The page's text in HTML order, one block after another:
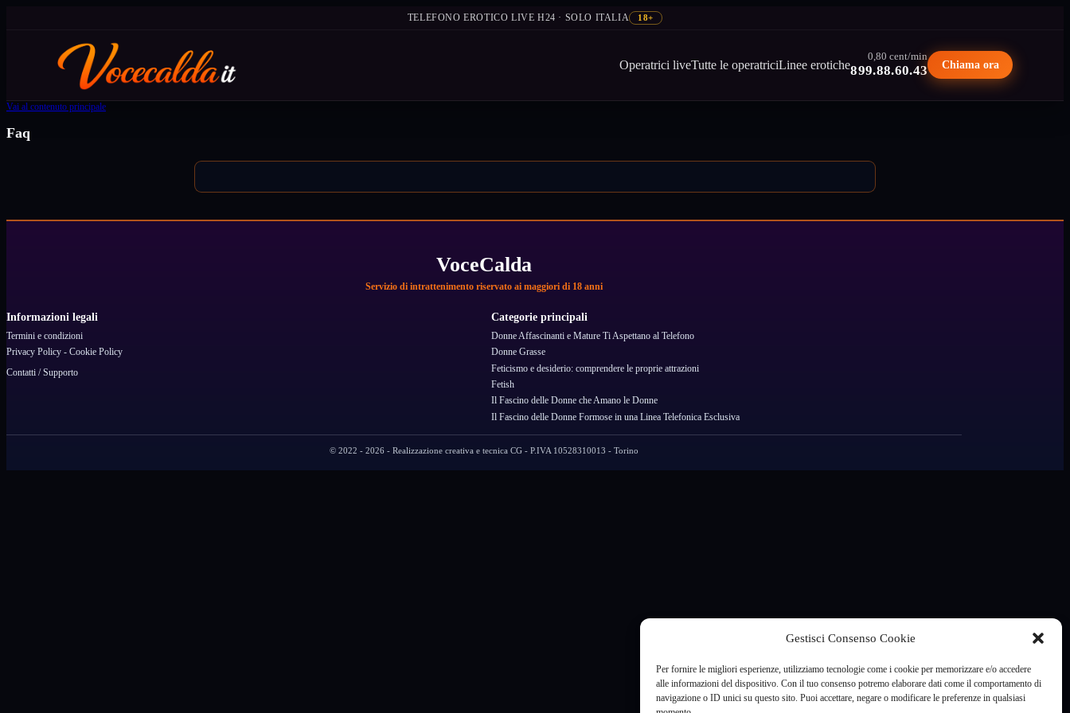
Gestisci Consenso Cookie
Per fornire le migliori esperienze, utilizziamo tecnologie come i cookie per memorizzare e/o accedere
alle informazioni del dispositivo. Con il tuo consenso potremo elaborare dati come il comportamento di
navigazione o ID unici su questo sito. Puoi accettare, negare o modificare le preferenze in qualsiasi
TELEFONO EROTICO LIVE H24 · SOLO ITALIA 18+
Operatrici liveTutte le operatriciLinee erotiche
0,80 cent/min
899.88.60.43 Chiama ora
Vai al contenuto principale
Faq
VoceCalda
Servizio di intrattenimento riservato ai maggiori di 18 anni
Informazioni legali
Termini e condizioni
Privacy Policy - Cookie Policy
Contatti / Supporto
Categorie principali
Donne Affascinanti e Mature Ti Aspettano al Telefono
Donne Grasse
Feticismo e desiderio: comprendere le proprie attrazioni
Fetish
Il Fascino delle Donne che Amano le Donne
Il Fascino delle Donne Formose in una Linea Telefonica Esclusiva
© 2022 - 2026 - Realizzazione creativa e tecnica CG - P.IVA 10528310013 - Torino